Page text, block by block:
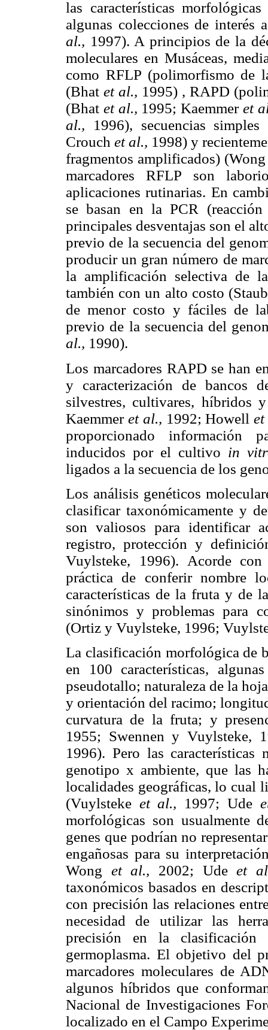
las características
algunas colecciones de interés
al., 1997). A principios de la
moleculares en Musáceas,
como RFLP (polimorfismo de
(Bhat et al., 1995) , RAPD
(Bhat et al., 1995; Kaemmer et
al., 1996), secuencias
Crouch et al., 1998) y
fragmentos amplificados)
marcadores RFLP son
aplicaciones rutinarias. En
se basan en la PCR
principales desventajas son el
previo de la secuencia del
producir un gran número de
la amplificación selectiva de
también con un alto costo
de menor costo y fáciles de
previo de la secuencia del
al., 1990).
Los marcadores RAPD se han
y caracterización de bancos
silvestres, cultivares, híbridos
Kaemmer et al., 1992; Howell
proporcionado información
inducidos por el cultivo in
ligados a la secuencia de los
Los análisis genéticos
clasificar taxonómicamente y
son valiosos para identificar
registro, protección y
Vuylsteke, 1996). Acorde
práctica de conferir nombre
características de la fruta y de
sinónimos y problemas para
(Ortiz y Vuylsteke, 1996;
La clasificación morfológica de
en 100 características,
pseudotallo; naturaleza de la
y orientación del racimo;
curvatura de la fruta; y
1955; Swennen y Vuylsteke,
1996). Pero las características
genotipo x ambiente, que las
localidades geográficas, lo cual
(Vuylsteke et al., 1997; Ude
morfológicas son usualmente
genes que podrían no
engañosas para su
Wong et al., 2002; Udeet
taxonómicos basados en
con precisión las relaciones
necesidad de utilizar las
precisión en la
germoplasma. El objetivo del
marcadores moleculares de
algunos híbridos que
Nacional de Investigaciones
localizado en el Campo